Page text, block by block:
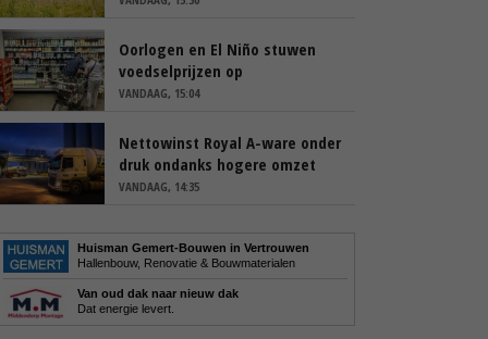
Oorlogen en El Niño stuwen
voedselprijzen op
VANDAAG, 15:04
Nettowinst Royal A-ware onder
druk ondanks hogere omzet
VANDAAG, 14:35
Huisman Gemert-Bouwen in Vertrouwen
Hallenbouw, Renovatie & Bouwmaterialen
Van oud dak naar nieuw dak
Dat energie levert.